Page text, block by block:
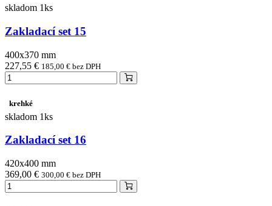
skladom 1ks
Zakladací set 15
400x370 mm
227,55 € 185,00 € bez DPH
krehké
skladom 1ks
Zakladací set 16
420x400 mm
369,00 € 300,00 € bez DPH